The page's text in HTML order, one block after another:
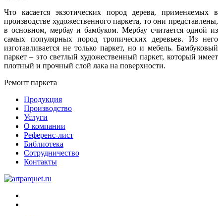
Что касается экзотических пород дерева, применяемых в
производстве художественного паркета, то они представлены,
в основном, мербау и бамбуком. Мербау считается одной из
самых популярных пород тропических деревьев. Из него
изготавливается не только паркет, но и мебель. Бамбуковый
паркет – это светлый художественный паркет, который имеет
плотный и прочный слой лака на поверхности.
Ремонт паркета
Продукция
Производство
Услуги
О компании
Референс-лист
Библиотека
Сотрудничество
Контакты